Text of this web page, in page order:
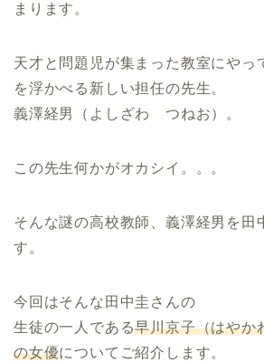
まります。
天才と問題児が集まった教室にやっ
を浮かべる新しい担任の先生。
義澤経男（よしざわ つねお）。
この先生何かがオカシイ。。。
そんな謎の高校教師、義澤経男を田
す。
今回はそんな田中圭さんの
生徒の一人である早川京子（はや
の女優についてご紹介します。